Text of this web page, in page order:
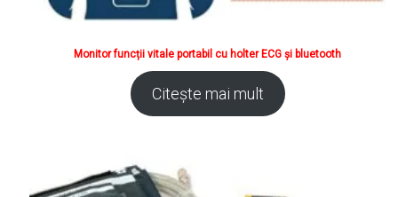
Monitor funcții vitale portabil cu holter ECG și bluetooth
Citește mai mult